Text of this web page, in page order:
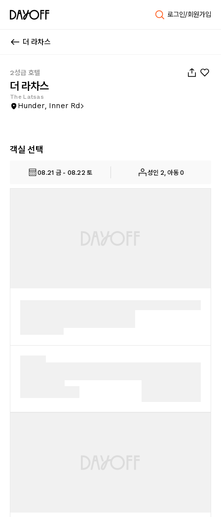
로그인/회원가입
더 라차스
2성급 호텔
더 라차스
The Latsas
Hunder, Inner Rd
객실 선택
08.21 금 - 08.22 토 성인 2, 아동 0